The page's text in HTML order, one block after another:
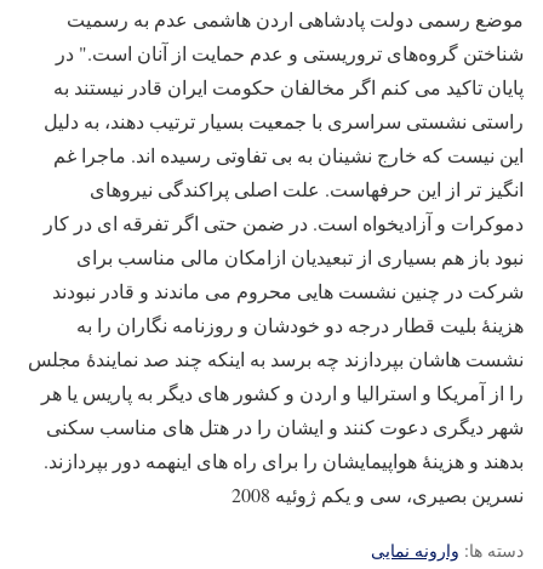
موضع رسمی دولت پادشاهی اردن هاشمی عدم به رسمیت
شناختن گروه‌های تروریستی و عدم حمایت از آنان است." در
پایان تاکید می کنم اگر مخالفان حکومت ایران قادر نیستند به
راستی نشستی سراسری با جمعیت بسیار ترتیب دهند، به دلیل
این نیست که خارج نشینان به بی تفاوتی رسیده اند. ماجرا غم
انگیز تر از این حرفهاست. علت اصلی پراکندگی نیروهای
دموکرات و آزادیخواه است. در ضمن حتی اگر تفرقه ای در کار
نبود باز هم بسیاری از تبعیدیان ازامکان مالی مناسب برای
شرکت در چنین نشست هایی محروم می ماندند و قادر نبودند
هزینۀ بلیت قطار درجه دو خودشان و روزنامه نگاران را به
نشست هاشان بپردازند چه برسد به اینکه چند صد نمایندۀ مجلس
را از آمریکا و استرالیا و اردن و کشور های دیگر به پاریس یا هر
شهر دیگری دعوت کنند و ایشان را در هتل های مناسب سکنی
بدهند و هزینۀ هواپیمایشان را برای راه های اینهمه دور بپردازند.
نسرین بصیری، سی و یکم ژوئیه 2008
دسته ها: وارونه نمایی